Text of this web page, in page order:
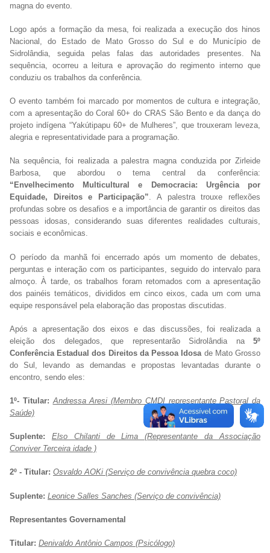
magna do evento.
Logo após a formação da mesa, foi realizada a execução dos hinos
Nacional, do Estado de Mato Grosso do Sul e do Município de
Sidrolândia, seguida pelas falas das autoridades presentes. Na
sequência, ocorreu a leitura e aprovação do regimento interno que
conduziu os trabalhos da conferência.
O evento também foi marcado por momentos de cultura e integração,
com a apresentação do Coral 60+ do CRAS São Bento e da dança do
projeto indígena “Yakútipapu 60+ de Mulheres”, que trouxeram leveza,
alegria e representatividade para a programação.
Na sequência, foi realizada a palestra magna conduzida por Zirleide
Barbosa, que abordou o tema central da conferência:
“Envelhecimento Multicultural e Democracia: Urgência por
Equidade, Direitos e Participação”. A palestra trouxe reflexões
profundas sobre os desafios e a importância de garantir os direitos das
pessoas idosas, considerando suas diferentes realidades culturais,
sociais e econômicas.
O período da manhã foi encerrado após um momento de debates,
perguntas e interação com os participantes, seguido do intervalo para
almoço. À tarde, os trabalhos foram retomados com a apresentação
dos painéis temáticos, divididos em cinco eixos, cada um com uma
equipe responsável pela elaboração das propostas discutidas.
Após a apresentação dos eixos e das discussões, foi realizada a
eleição dos delegados, que representarão Sidrolândia na 5º
Conferência Estadual dos Direitos da Pessoa Idosa de Mato Grosso
do Sul, levando as demandas e propostas levantadas durante o
encontro, sendo eles:
1º- Titular: Andressa Aresi (Membro CMDI representante Pastoral da
Saúde)
Suplente:
Elso Chilanti de Lima (Representante da Associação
Conviver Terceira idade )
2º - Titular: Osvaldo AOKi (Serviço de convivência quebra coco)
Suplente: Leonice Salles Sanches (Serviço de convivência)
Representantes Governamental
Titular: Denivaldo Antônio Campos (Psicólogo)